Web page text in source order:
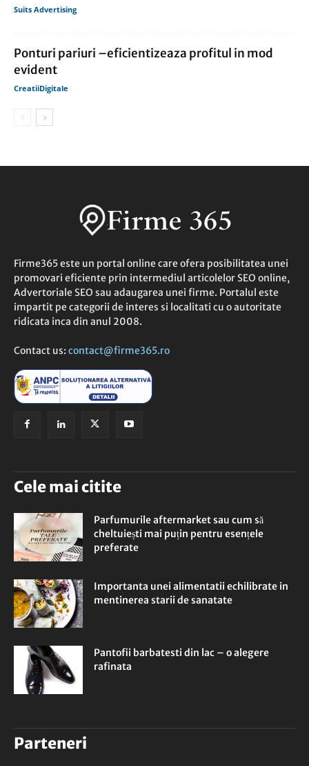
Suits Advertising
Ponturi pariuri –eficientizeaza profitul in mod
evident
CreatiiDigitale
Firme365 este un portal online care ofera posibilitatea unei
promovari eficiente prin intermediul articolelor SEO online,
Advertoriale SEO sau adaugarea unei firme. Portalul este
impartit pe categorii de interes si localitati cu o autoritate
ridicata inca din anul 2008.
Contact us: contact@firme365.ro
Cele mai citite
Parfumurile aftermarket sau cum să
cheltuiești mai puțin pentru esențele
preferate
Importanta unei alimentatii echilibrate in
mentinerea starii de sanatate
Pantofii barbatesti din lac – o alegere
rafinata
Parteneri